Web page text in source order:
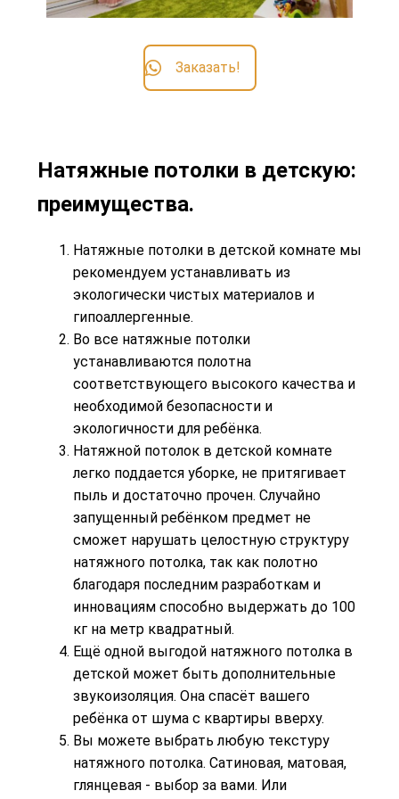
Заказать!
Натяжные потолки в детскую:
преимущества.
Натяжные потолки в детской комнате мы
рекомендуем устанавливать из
экологически чистых материалов и
гипоаллергенные.
Во все натяжные потолки
устанавливаются полотна
соответствующего высокого качества и
необходимой безопасности и
экологичности для ребёнка.
Натяжной потолок в детской комнате
легко поддается уборке, не притягивает
пыль и достаточно прочен. Случайно
запущенный ребёнком предмет не
сможет нарушать целостную структуру
натяжного потолка, так как полотно
благодаря последним разработкам и
инновациям способно выдержать до 100
кг на метр квадратный.
Ещё одной выгодой натяжного потолка в
детской может быть дополнительные
звукоизоляция. Она спасёт вашего
ребёнка от шума с квартиры вверху.
Вы можете выбрать любую текстуру
натяжного потолка. Сатиновая, матовая,
глянцевая - выбор за вами. Или